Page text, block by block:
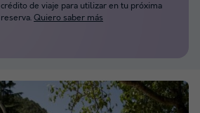
crédito de viaje para utilizar en tu próxima
reserva. Quiero saber más